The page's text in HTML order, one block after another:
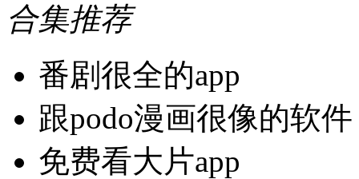
合集推荐
番剧很全的app
跟podo漫画很像的软件
免费看大片app